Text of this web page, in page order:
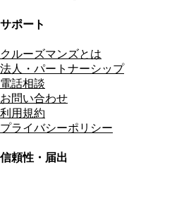
サポート
クルーズマンズとは
法人・パートナーシップ
電話相談
お問い合わせ
利用規約
プライバシーポリシー
信頼性・届出